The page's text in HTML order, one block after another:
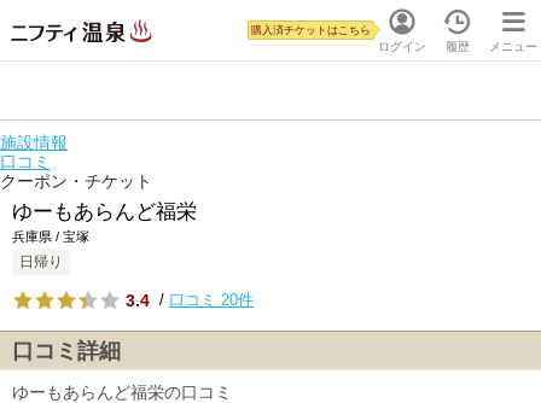
ログイン
購入済チケットはこちら
履歴 メニュー
施設情報
口コミ
クーポン・チケット
ゆーもあらんど福栄
兵庫県 / 宝塚
日帰り
3.4 / 口コミ 20件
口コミ詳細
ゆーもあらんど福栄の口コミ